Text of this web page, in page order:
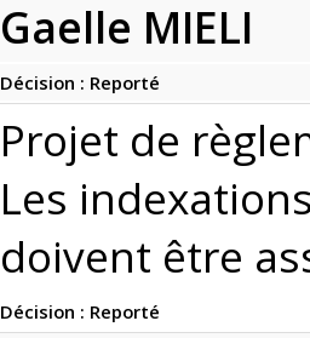
Gaelle MIELI
Décision : Reporté
Projet de
Les
doivent être
Décision : Reporté